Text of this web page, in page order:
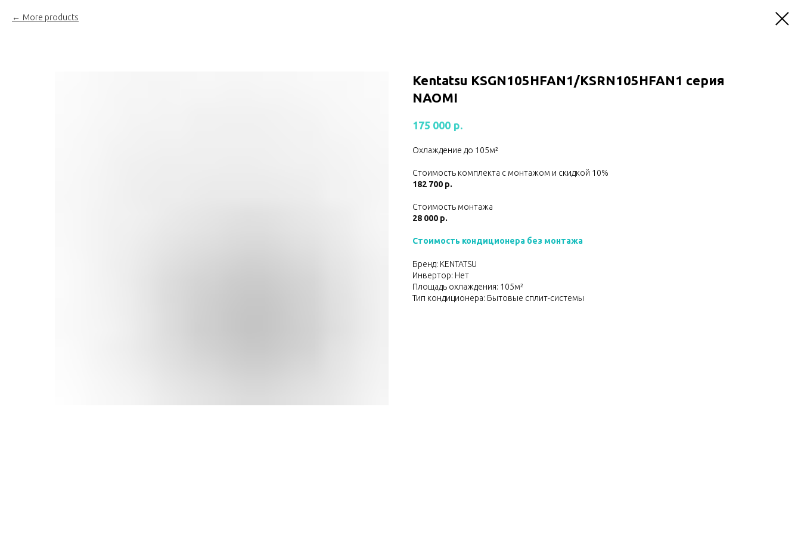
More products
Kentatsu KSGN105HFAN1/KSRN105HFAN1 серия
NAOMI
175 000 р.
Охлаждение до 105м²
Стоимость комплекта с монтажом и скидкой 10%
182 700 р.
Стоимость монтажа
28 000 р.
Стоимость кондиционера без монтажа
Бренд: KENTATSU
Инвертор: Нет
Площадь охлаждения: 105м²
Тип кондиционера: Бытовые сплит-системы